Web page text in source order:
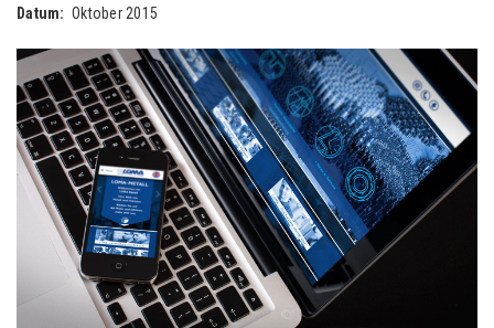
Datum: Oktober 2015